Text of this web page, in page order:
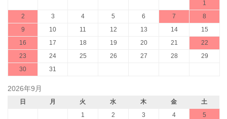
1
2
3 4 5 6 7
8
9
10 11 12 13 14
15
16
17 18 19 20 21
22
23
24 25 26 27 28
29
30
31
2026年9月
日 月 火 水 木 金
土
1
2 3 4
5